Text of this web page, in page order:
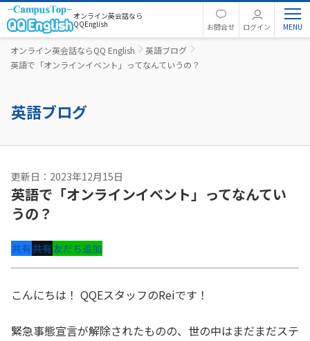
オンライン英会話なら
QQEnglish
お問合せ ログイン
オンライン英会話ならQQ English
英語ブログ
英語で「オンラインイベント」ってなんていうの？
英語ブログ
更新日：2023年12月15日
英語で「オンラインイベント」ってなんてい
うの？
共有共有友だち追加
こんにちは！ QQEスタッフのReiです！
緊急事態宣言が解除されたものの、世の中はまだまだステ